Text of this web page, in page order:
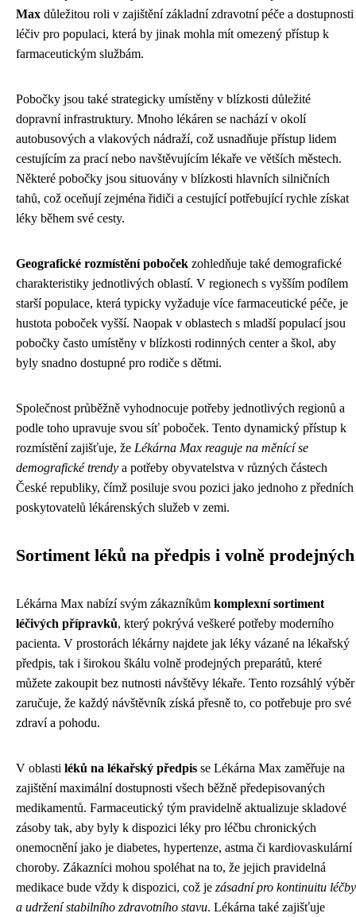
Max důležitou roli v zajištění základní zdravotní péče a dostupnosti
léčiv pro populaci, která by jinak mohla mít omezený přístup k
farmaceutickým službám.
Pobočky jsou také strategicky umístěny v blízkosti důležité
dopravní infrastruktury. Mnoho lékáren se nachází v okolí
autobusových a vlakových nádraží, což usnadňuje přístup lidem
cestujícím za prací nebo navštěvujícím lékaře ve větších městech.
Některé pobočky jsou situovány v blízkosti hlavních silničních
tahů, což oceňují zejména řidiči a cestující potřebující rychle získat
léky během své cesty.
Geografické rozmístění poboček zohledňuje také demografické
charakteristiky jednotlivých oblastí. V regionech s vyšším podílem
starší populace, která typicky vyžaduje více farmaceutické péče, je
hustota poboček vyšší. Naopak v oblastech s mladší populací jsou
pobočky často umístěny v blízkosti rodinných center a škol, aby
byly snadno dostupné pro rodiče s dětmi.
Společnost průběžně vyhodnocuje potřeby jednotlivých regionů a
podle toho upravuje svou síť poboček. Tento dynamický přístup k
rozmístění zajišťuje, že Lékárna Max reaguje na měnící se
demografické trendy a potřeby obyvatelstva v různých částech
České republiky, čímž posiluje svou pozici jako jednoho z předních
poskytovatelů lékárenských služeb v zemi.
Sortiment léků na předpis i volně prodejných
Lékárna Max nabízí svým zákazníkům komplexní sortiment
léčivých přípravků, který pokrývá veškeré potřeby moderního
pacienta. V prostorách lékárny najdete jak léky vázané na lékařský
předpis, tak i širokou škálu volně prodejných preparátů, které
můžete zakoupit bez nutnosti návštěvy lékaře. Tento rozsáhlý výběr
zaručuje, že každý návštěvník získá přesně to, co potřebuje pro své
zdraví a pohodu.
V oblasti léků na lékařský předpis se Lékárna Max zaměřuje na
zajištění maximální dostupnosti všech běžně předepisovaných
medikamentů. Farmaceutický tým pravidelně aktualizuje skladové
zásoby tak, aby byly k dispozici léky pro léčbu chronických
onemocnění jako je diabetes, hypertenze, astma či kardiovaskulární
choroby. Zákazníci mohou spoléhat na to, že jejich pravidelná
medikace bude vždy k dispozici, což je zásadní pro kontinuitu léčby
a udržení stabilního zdravotního stavu. Lékárna také zajišťuje